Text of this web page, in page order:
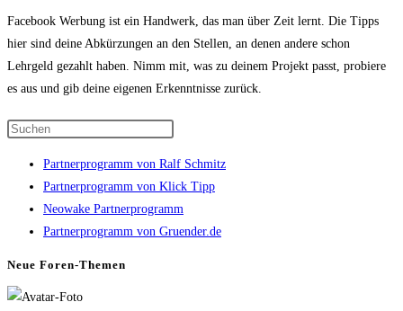
Facebook Werbung ist ein Handwerk, das man über Zeit lernt. Die Tipps
hier sind deine Abkürzungen an den Stellen, an denen andere schon
Lehrgeld gezahlt haben. Nimm mit, was zu deinem Projekt passt, probiere
es aus und gib deine eigenen Erkenntnisse zurück.
to
close
the
search
Partnerprogramm von Ralf Schmitz
Partnerprogramm von Klick Tipp
Neowake Partnerprogramm
Partnerprogramm von Gruender.de
Neue Foren-Themen